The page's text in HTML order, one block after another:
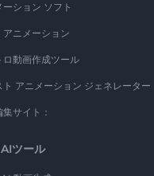
ーション ソフト
アニメーション
ロ動画作成ツール
ト アニメーション ジェネレーター
サイト：
AIツール